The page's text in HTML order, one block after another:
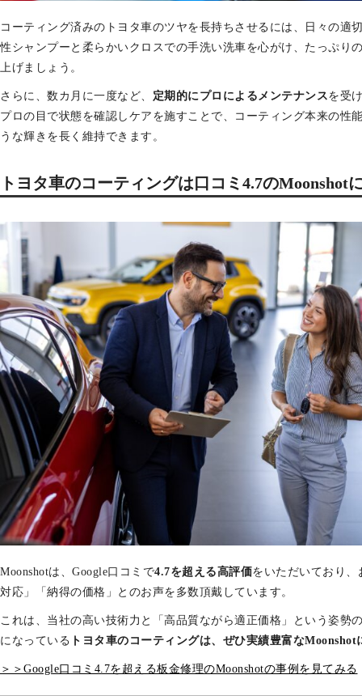
コーティング済みのトヨタ車のツヤを長持ちさせるには、日々の適
性シャンプーと柔らかいクロスでの手洗い洗車を心がけ、たっぷり
上げましょう。
さらに、数カ月に一度など、 定期的にプロによるメンテナンスを受
プロの目で状態を確認しケアを施すことで、コーティング本来の性
うな輝きを長く維持できます。
トヨタ車のコーティングは口コミ4.7のMoonshot
Moonshotは、Google口コミで4.7を超える高評価をいただいており
対応」「納得の価格」とのお声を多数頂戴しています。
これは、当社の高い技術力と「高品質ながら適正価格」という姿勢
になっている トヨタ車のコーティングは、ぜひ実績豊富なMoonshot
＞＞Google口コミ4.7を超える板金修理のMoonshotの事例を見てみる